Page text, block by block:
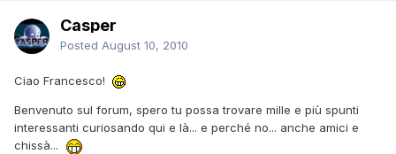
Casper
Posted August 10, 2010
Ciao Francesco!
Benvenuto sul forum, spero tu possa trovare mille e più spunti
interessanti curiosando qui e là... e perché no... anche amici e
chissà...